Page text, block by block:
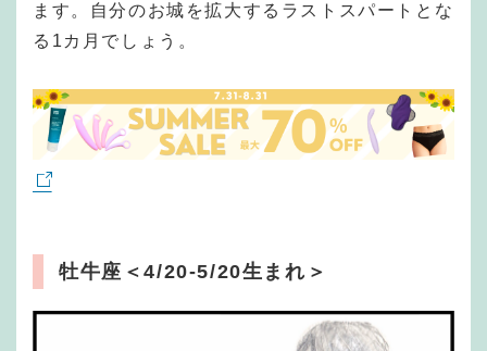
ます。自分のお城を拡大するラストスパートとな
る1カ月でしょう。
牡牛座 ＜4/20-5/20生まれ＞